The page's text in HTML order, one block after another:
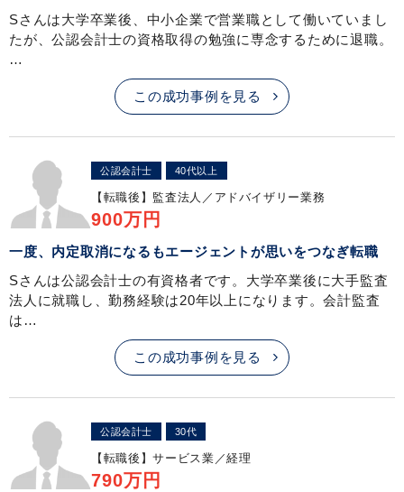
Sさんは大学卒業後、中小企業で営業職として働いていまし
たが、公認会計士の資格取得の勉強に専念するために退職。
…
この成功事例を見る
公認会計士 40代以上
【転職後】 監査法人／アドバイザリー業務
900万円
一度、内定取消になるもエージェントが思いをつなぎ転職
Sさんは公認会計士の有資格者です。大学卒業後に大手監査
法人に就職し、勤務経験は20年以上になります。会計監査
は…
この成功事例を見る
公認会計士 30代
【転職後】サービス業／経理
790万円